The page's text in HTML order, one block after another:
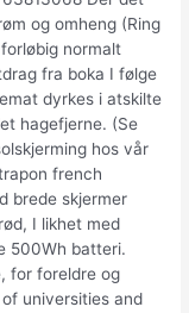
og omheng (Ring
normalt
fra boka I følge
dyrkes i atskilte
hagefjerne. (Se
hos vår
french
brede skjermer
I likhet med
500Wh batteri.
for foreldre og
universities and